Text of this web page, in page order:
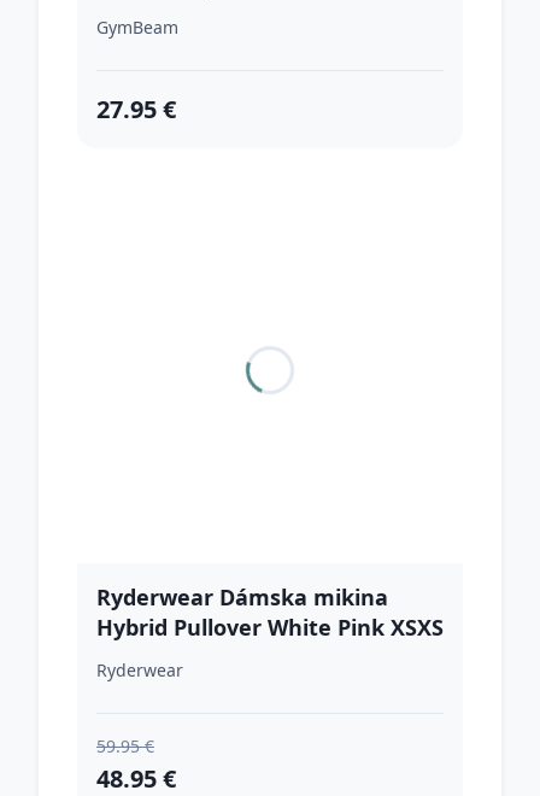
GymBeam
27.95 €
Ryderwear Dámska mikina
Hybrid Pullover White Pink XSXS
Ryderwear
59.95 €
48.95 €